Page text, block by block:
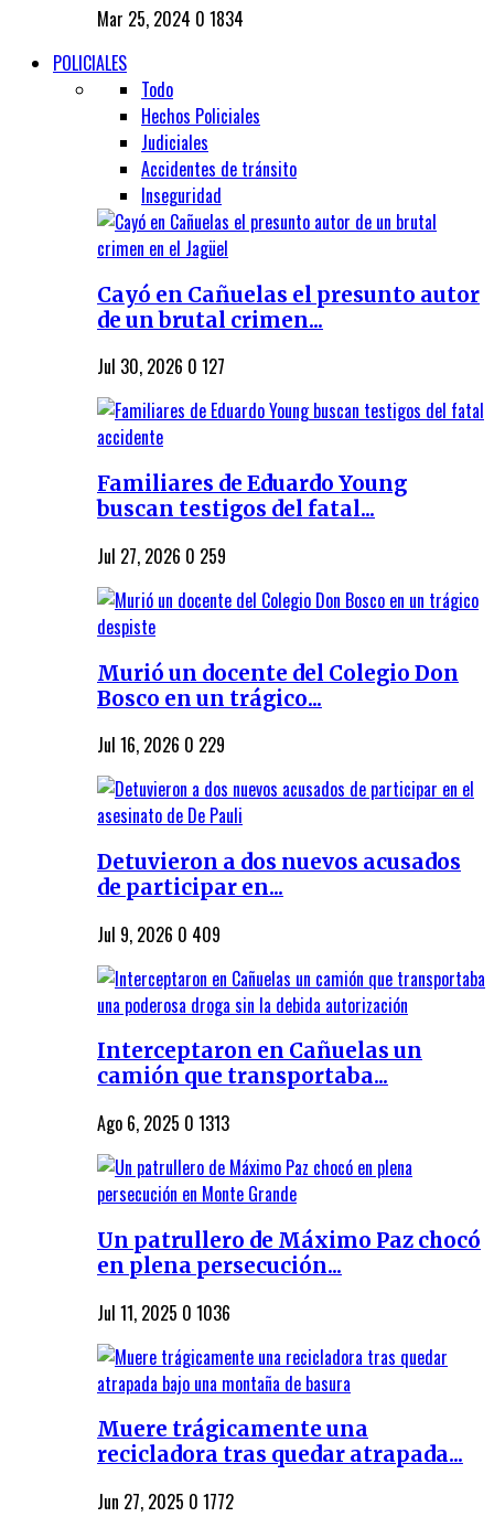
Mar 25, 2024 0 1834
POLICIALES
Todo
Hechos Policiales
Judiciales
Accidentes de tránsito
Inseguridad
Cayó en Cañuelas el presunto autor
de un brutal crimen...
Jul 30, 2026 0 127
Familiares de Eduardo Young
buscan testigos del fatal...
Jul 27, 2026 0 259
Murió un docente del Colegio Don
Bosco en un trágico...
Jul 16, 2026 0 229
Detuvieron a dos nuevos acusados
de participar en...
Jul 9, 2026 0 409
Interceptaron en Cañuelas un
camión que transportaba...
Ago 6, 2025 0 1313
Un patrullero de Máximo Paz chocó
en plena persecución...
Jul 11, 2025 0 1036
Muere trágicamente una
recicladora tras quedar atrapada...
Jun 27, 2025 0 1772